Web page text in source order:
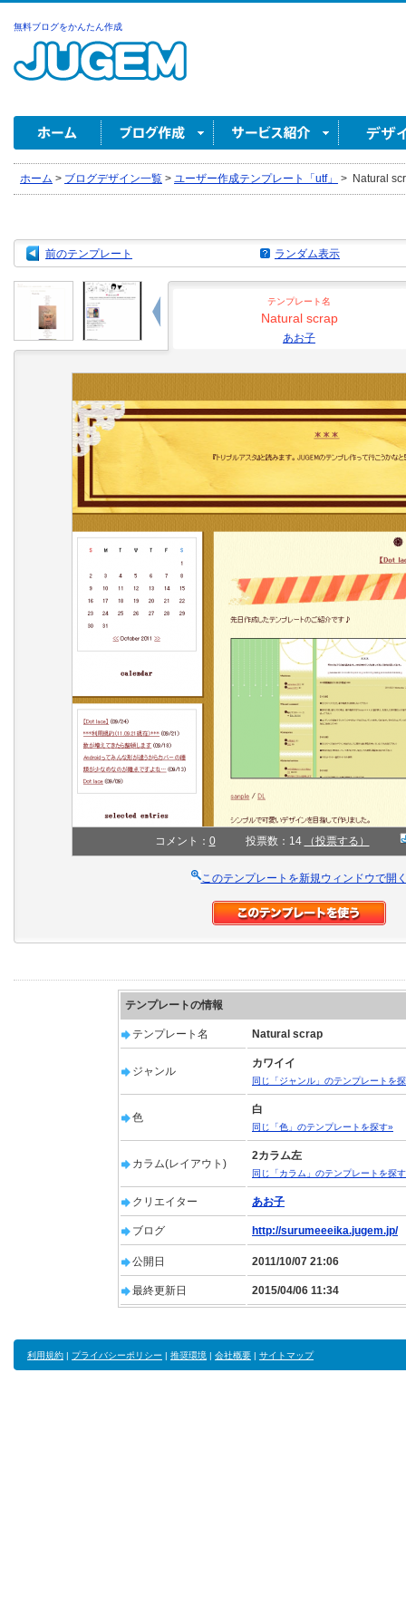
無料ブログをかんたん作成
ホーム > ブログデザイン一覧 > ユーザー作成テンプレート「utf」 > Natural
前のテンプレート ランダム表示
テンプレート名
Natural scrap
あお子
コメント： 0 投票数：14 （投票する）
このテンプレートを新規ウィンドウで開
テンプレートの情報
テンプレート名 Natural scrap
ジャンル
カワイイ
同じ「ジャンル」のテンプレートを
色
白
同じ「色」のテンプレートを探す»
カラム(レイアウト)
2カラム左
同じ「カラム」のテンプレートを探
クリエイター あお子
ブログ http://surumeeeika.jugem.jp/
公開日 2011/10/07 21:06
最終更新日 2015/04/06 11:34
利用規約 | プライバシーポリシー | 推奨環境 | 会社概要 | サイトマップ